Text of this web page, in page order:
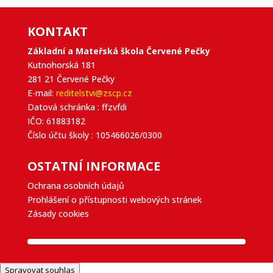
KONTAKT
Základní a Mateřská škola Červené Pečky
Kutnohorská 181
281 21 Červené Pečky
E-mail: reditelstvi@zscp.cz
Datová schránka : ffzvfdi
IČO: 61883182
Číslo účtu školy : 105466026/0300
OSTATNÍ INFORMACE
Ochrana osobních údajů
Prohlášení o přístupnosti webových stránek
Zásady cookies
Spravovat souhlas